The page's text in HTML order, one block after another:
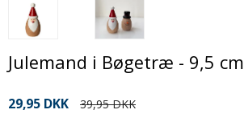
Julemand i Bøgetræ - 9,5 cm
29,95 DKK 39,95 DKK